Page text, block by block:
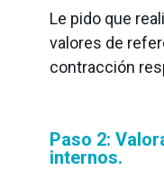
Le pido que
valores de
contracción
Paso 2:
internos.